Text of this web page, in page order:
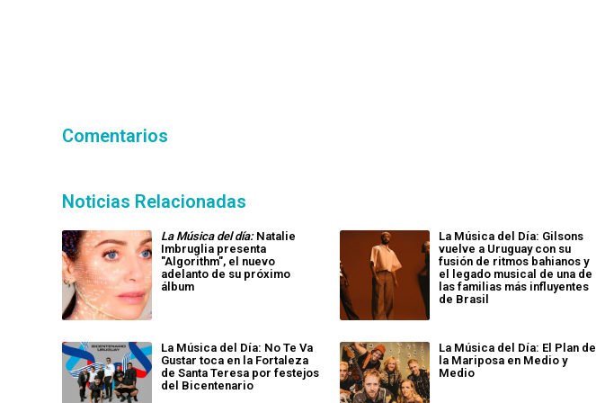
Comentarios
Noticias Relacionadas
La Música del día:Natalie
Imbruglia presenta
"Algorithm", el nuevo
adelanto de su próximo
álbum
La Música del Día: Gilsons
vuelve a Uruguay con su
fusión de ritmos bahianos y
el legado musical de una de
las familias más influyentes
de Brasil
La Música del Día: No Te Va
Gustar toca en la Fortaleza
de Santa Teresa por festejos
del Bicentenario
La Música del Día: El Plan de
la Mariposa en Medio y
Medio